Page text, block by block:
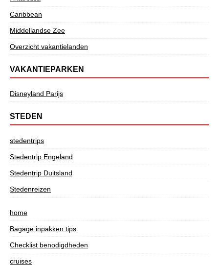
Caribbean
Middellandse Zee
Overzicht vakantielanden
VAKANTIEPARKEN
Disneyland Parijs
STEDEN
stedentrips
Stedentrip Engeland
Stedentrip Duitsland
Stedenreizen
home
Bagage inpakken tips
Checklist benodigdheden
cruises